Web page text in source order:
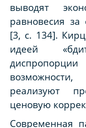
выводят
равновесия за
[3, с. 134].
идеей
реализуют
ценовую
Современная